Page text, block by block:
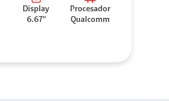
Display
6.67"
Procesador
Qualcomm